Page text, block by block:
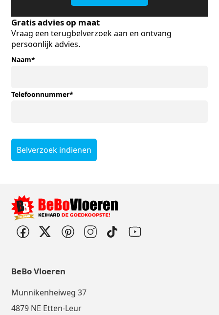
Gratis advies op maat
Vraag een terugbelverzoek aan en ontvang
persoonlijk advies.
Naam*
Telefoonnummer*
Belverzoek indienen
BeBo Vloeren
Munnikenheiweg 37
4879 NE Etten-Leur